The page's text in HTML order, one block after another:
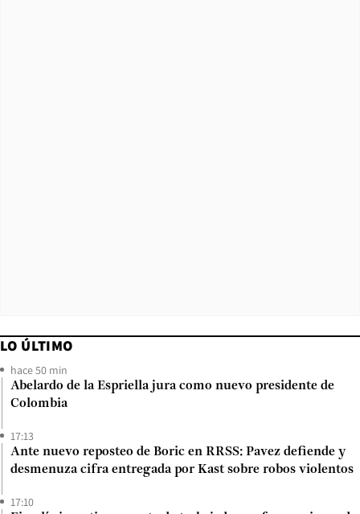
LO ÚLTIMO
hace 50 min
Abelardo de la Espriella jura como nuevo presidente de
Colombia
17:13
Ante nuevo reposteo de Boric en RRSS: Pavez defiende y
desmenuza cifra entregada por Kast sobre robos violentos
17:10